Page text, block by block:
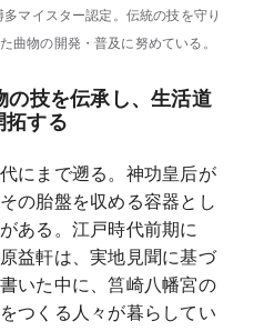
マイスター認定。伝統の技を守り
曲物の開発・普及に努めている。
の技を伝承し、生活道
拓する
にまで遡る。神功皇后が
の胎盤を収める容器とし
ある。江戸時代前期に
益軒は、実地見聞に基づ
いた中に、筥崎八幡宮の
つくる人々が暮らしてい